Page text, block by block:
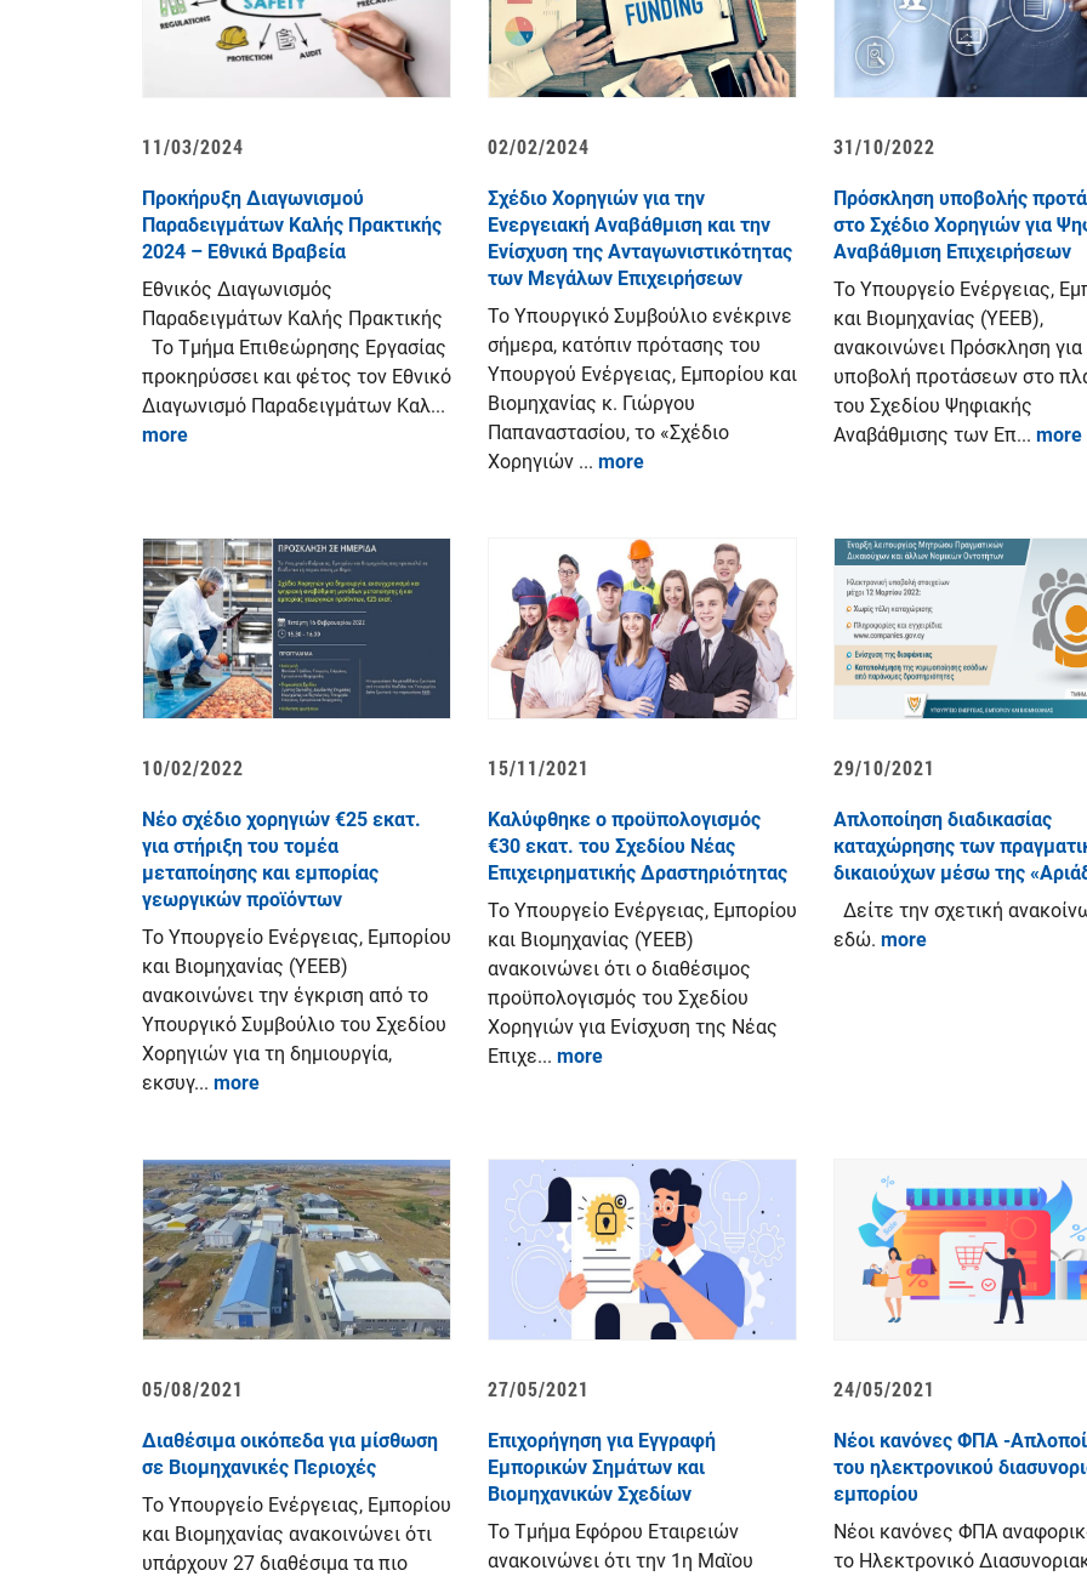
11/03/2024
Προκήρυξη Διαγωνισμού
Παραδειγμάτων Καλής Πρακτικής
2024 – Εθνικά Βραβεία
Εθνικός Διαγωνισμός
Παραδειγμάτων Καλής Πρακτικής
Το Τμήμα Επιθεώρησης Εργασίας
προκηρύσσει και φέτος τον Εθνικό
Διαγωνισμό Παραδειγμάτων Καλ...
more
02/02/2024
Σχέδιο Χορηγιών για την
Ενεργειακή Αναβάθμιση και την
Ενίσχυση της Ανταγωνιστικότητας
των Μεγάλων Επιχειρήσεων
Το Υπουργικό Συμβούλιο ενέκρινε
σήμερα, κατόπιν πρότασης του
Υπουργού Ενέργειας, Εμπορίου και
Βιομηχανίας κ. Γιώργου
Παπαναστασίου, το «Σχέδιο
Χορηγιών ... more
31/10/2022
Πρόσκληση υποβολής
στο Σχέδιο Χορηγιών για
Αναβάθμιση Επιχειρήσεων
Το Υπουργείο Ενέργειας,
και Βιομηχανίας (ΥΕΕΒ),
ανακοινώνει Πρόσκληση για
υποβολή προτάσεων στο
του Σχεδίου Ψηφιακής
Αναβάθμισης των Επ... more
10/02/2022
Νέο σχέδιο χορηγιών €25 εκατ.
για στήριξη του τομέα
μεταποίησης και εμπορίας
γεωργικών προϊόντων
Το Υπουργείο Ενέργειας, Εμπορίου
και Βιομηχανίας (ΥΕΕΒ)
ανακοινώνει την έγκριση από το
Υπουργικό Συμβούλιο του Σχεδίου
Χορηγιών για τη δημιουργία,
εκσυγ... more
15/11/2021
Καλύφθηκε ο προϋπολογισμός
€30 εκατ. του Σχεδίου Νέας
Επιχειρηματικής Δραστηριότητας
Το Υπουργείο Ενέργειας, Εμπορίου
και Βιομηχανίας (ΥΕΕΒ)
ανακοινώνει ότι ο διαθέσιμος
προϋπολογισμός του Σχεδίου
Χορηγιών για Ενίσχυση της Νέας
Επιχε... more
29/10/2021
Απλοποίηση διαδικασίας
καταχώρησης των
δικαιούχων μέσω της
Δείτε την σχετική
εδώ. more
05/08/2021
Διαθέσιμα οικόπεδα για μίσθωση
σε Βιομηχανικές Περιοχές
Το Υπουργείο Ενέργειας, Εμπορίου
και Βιομηχανίας ανακοινώνει ότι
υπάρχουν 27 διαθέσιμα τα πιο
27/05/2021
Επιχορήγηση για Εγγραφή
Εμπορικών Σημάτων και
Βιομηχανικών Σχεδίων
Το Τμήμα Εφόρου Εταιρειών
ανακοινώνει ότι την 1η Μαῒου
24/05/2021
Νέοι κανόνες ΦΠΑ -
του ηλεκτρονικού
εμπορίου
Νέοι κανόνες ΦΠΑ
το Ηλεκτρονικό